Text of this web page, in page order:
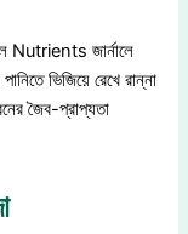
Nutrients জার্নালে
ভিজিয়ে রেখে রান্না
জৈব-প্রাপ্যতা